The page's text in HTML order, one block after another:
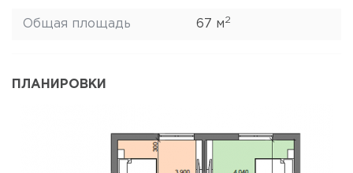
Общая площадь 67 м2
ПЛАНИРОВКИ